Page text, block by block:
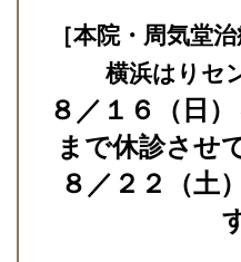
［本院・周気堂
横浜はりセ
８／１６（日
まで休診させ
８／２２（土